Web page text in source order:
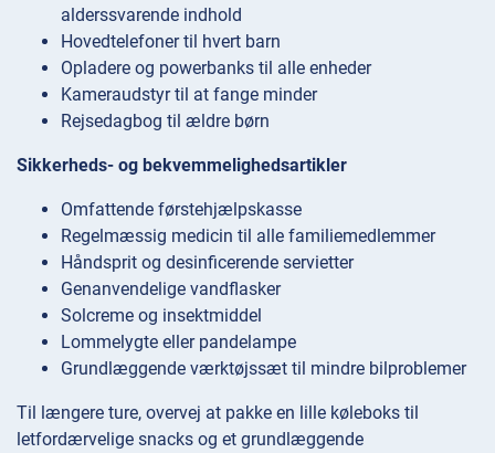
alderssvarende indhold
Hovedtelefoner til hvert barn
Opladere og powerbanks til alle enheder
Kameraudstyr til at fange minder
Rejsedagbog til ældre børn
Sikkerheds- og bekvemmelighedsartikler
Omfattende førstehjælpskasse
Regelmæssig medicin til alle familiemedlemmer
Håndsprit og desinficerende servietter
Genanvendelige vandflasker
Solcreme og insektmiddel
Lommelygte eller pandelampe
Grundlæggende værktøjssæt til mindre bilproblemer
Til længere ture, overvej at pakke en lille køleboks til
letfordærvelige snacks og et grundlæggende